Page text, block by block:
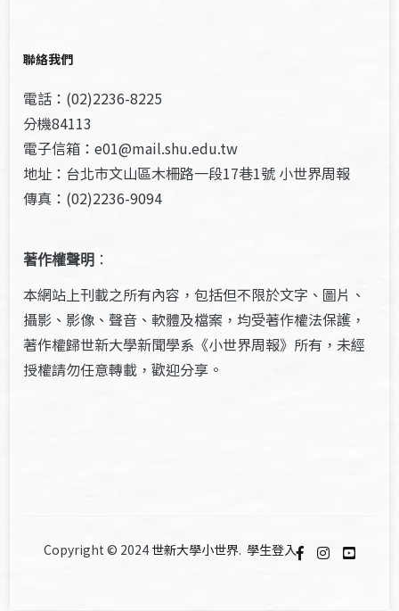
聯絡我們
電話：(02)2236-8225
分機84113
電子信箱：e01@mail.shu.edu.tw
地址：台北市文山區木柵路一段17巷1號 小世界周報
傳真：(02)2236-9094
著作權聲明 ：
本網站上刊載之所有內容，包括但不限於文字、圖片、
攝影、影像、聲音、軟體及檔案，均受著作權法保護，
著作權歸世新大學新聞學系《小世界周報》所有，未經
授權請勿任意轉載，歡迎分享。
Copyright © 2024 世新大學小世界. 學生登入